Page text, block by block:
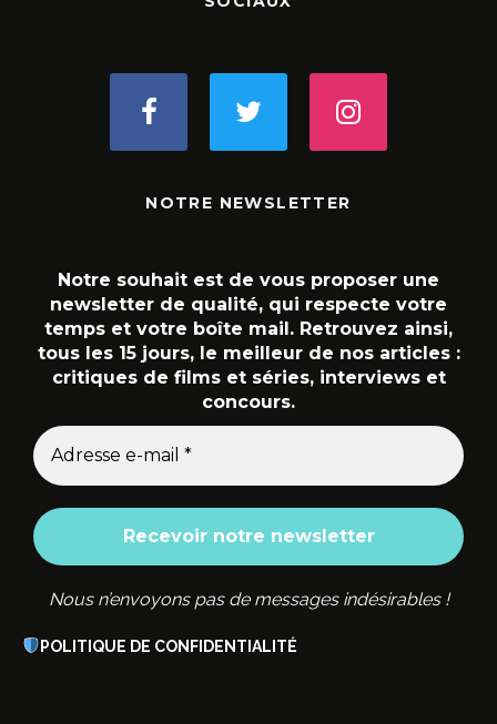
NOTRE NEWSLETTER
Notre souhait est de vous proposer une
newsletter de qualité, qui respecte votre
temps et votre boîte mail. Retrouvez ainsi,
tous les 15 jours, le meilleur de nos articles :
critiques de films et séries, interviews et
concours.
Nous n’envoyons pas de messages indésirables !
POLITIQUE DE CONFIDENTIALITÉ